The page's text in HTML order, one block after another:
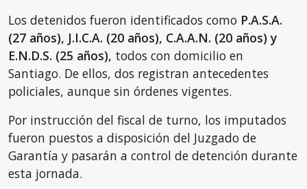
Los detenidos fueron identificados como P.A.S.A.
(27 años), J.I.C.A. (20 años), C.A.A.N. (20 años) y
E.N.D.S. (25 años), todos con domicilio en
Santiago. De ellos, dos registran antecedentes
policiales, aunque sin órdenes vigentes.
Por instrucción del fiscal de turno, los imputados
fueron puestos a disposición del Juzgado de
Garantía y pasarán a control de detención durante
esta jornada.